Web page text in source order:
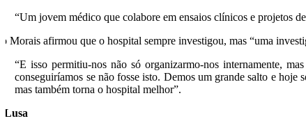
“Um jovem médico que colabore em ensaios clínicos e projetos
Morais afirmou que o hospital sempre investigou, mas “uma
“E isso permitiu-nos não só organizarmo-nos internamente,
conseguiríamos se não fosse isto. Demos um grande salto e hoje
mas também torna o hospital melhor”.
Lusa